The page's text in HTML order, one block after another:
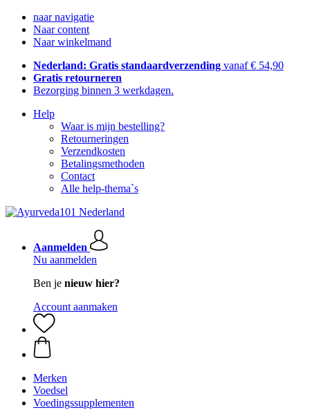
naar navigatie
Naar content
Naar winkelmand
Nederland: Gratis standaardverzending vanaf € 54,90
Gratis retourneren
Bezorging binnen 3 werkdagen.
Help
Waar is mijn bestelling?
Retourneringen
Verzendkosten
Betalingsmethoden
Contact
Alle help-thema`s
Aanmelden
Nu aanmelden
Ben je nieuw hier?
Account aanmaken
Merken
Voedsel
Voedingssupplementen